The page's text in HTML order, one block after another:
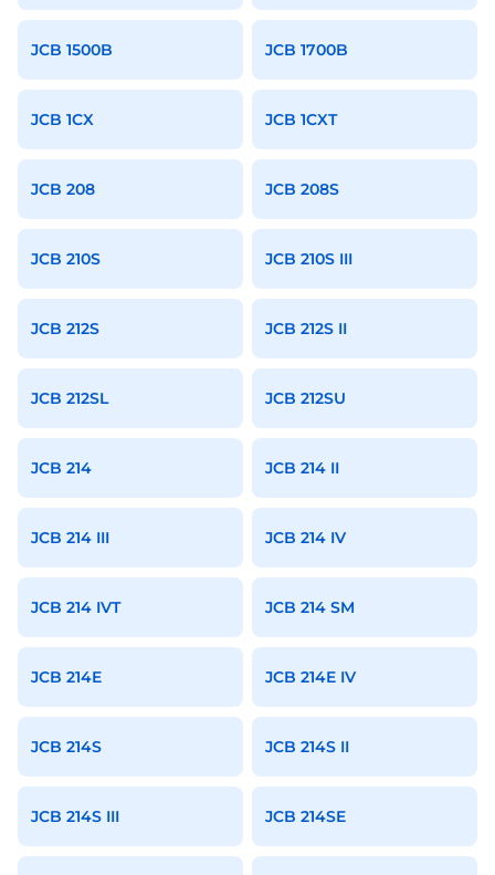
JCB 1500B JCB 1700B
JCB 1CX JCB 1CXT
JCB 208 JCB 208S
JCB 210S JCB 210S III
JCB 212S JCB 212S II
JCB 212SL JCB 212SU
JCB 214 JCB 214 II
JCB 214 III JCB 214 IV
JCB 214 IVT JCB 214 SM
JCB 214E JCB 214E IV
JCB 214S JCB 214S II
JCB 214S III JCB 214SE